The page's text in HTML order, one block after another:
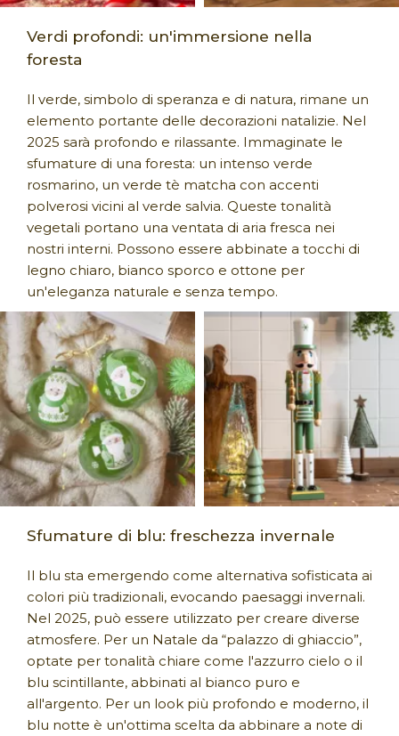
Verdi profondi: un'immersione nella
foresta
Il verde, simbolo di speranza e di natura, rimane un
elemento portante delle decorazioni natalizie. Nel
2025 sarà profondo e rilassante. Immaginate le
sfumature di una foresta: un intenso verde
rosmarino, un verde tè matcha con accenti
polverosi vicini al verde salvia. Queste tonalità
vegetali portano una ventata di aria fresca nei
nostri interni. Possono essere abbinate a tocchi di
legno chiaro, bianco sporco e ottone per
un'eleganza naturale e senza tempo.
Sfumature di blu: freschezza invernale
Il blu sta emergendo come alternativa sofisticata ai
colori più tradizionali, evocando paesaggi invernali.
Nel 2025, può essere utilizzato per creare diverse
atmosfere. Per un Natale da “palazzo di ghiaccio”,
optate per tonalità chiare come l'azzurro cielo o il
blu scintillante, abbinati al bianco puro e
all'argento. Per un look più profondo e moderno, il
blu notte è un'ottima scelta da abbinare a note di